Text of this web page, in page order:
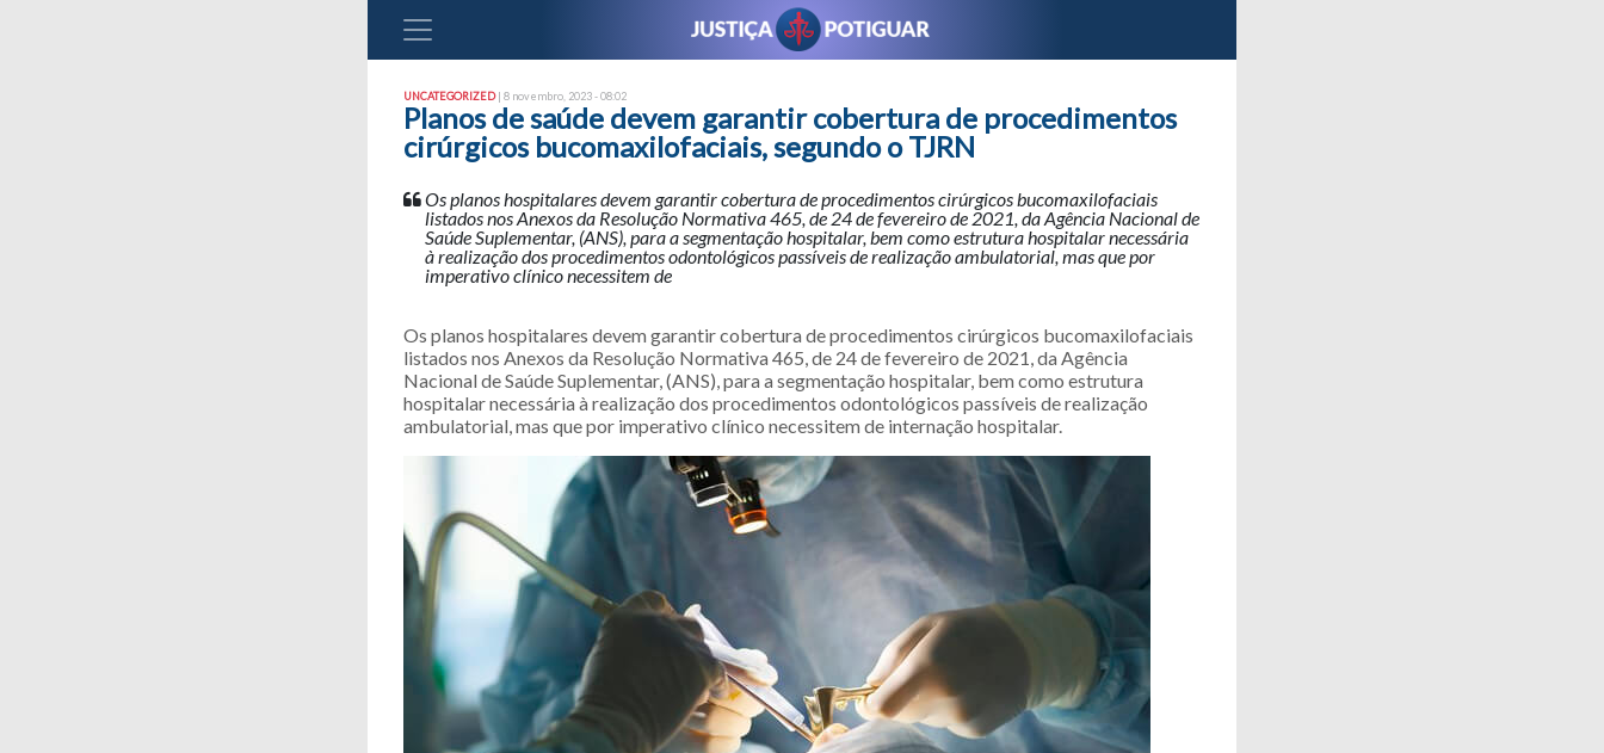
UNCATEGORIZED| 8 novembro, 2023 - 08:02
Planos de saúde devem garantir cobertura de procedimentos
cirúrgicos bucomaxilofaciais, segundo o TJRN
Os planos hospitalares devem garantir cobertura de procedimentos cirúrgicos bucomaxilofaciais
listados nos Anexos da Resolução Normativa 465, de 24 de fevereiro de 2021, da Agência Nacional de
Saúde Suplementar, (ANS), para a segmentação hospitalar, bem como estrutura hospitalar necessária
à realização dos procedimentos odontológicos passíveis de realização ambulatorial, mas que por
imperativo clínico necessitem de
Os planos hospitalares devem garantir cobertura de procedimentos cirúrgicos bucomaxilofaciais
listados nos Anexos da Resolução Normativa 465, de 24 de fevereiro de 2021, da Agência
Nacional de Saúde Suplementar, (ANS), para a segmentação hospitalar, bem como estrutura
hospitalar necessária à realização dos procedimentos odontológicos passíveis de realização
ambulatorial, mas que por imperativo clínico necessitem de internação hospitalar.